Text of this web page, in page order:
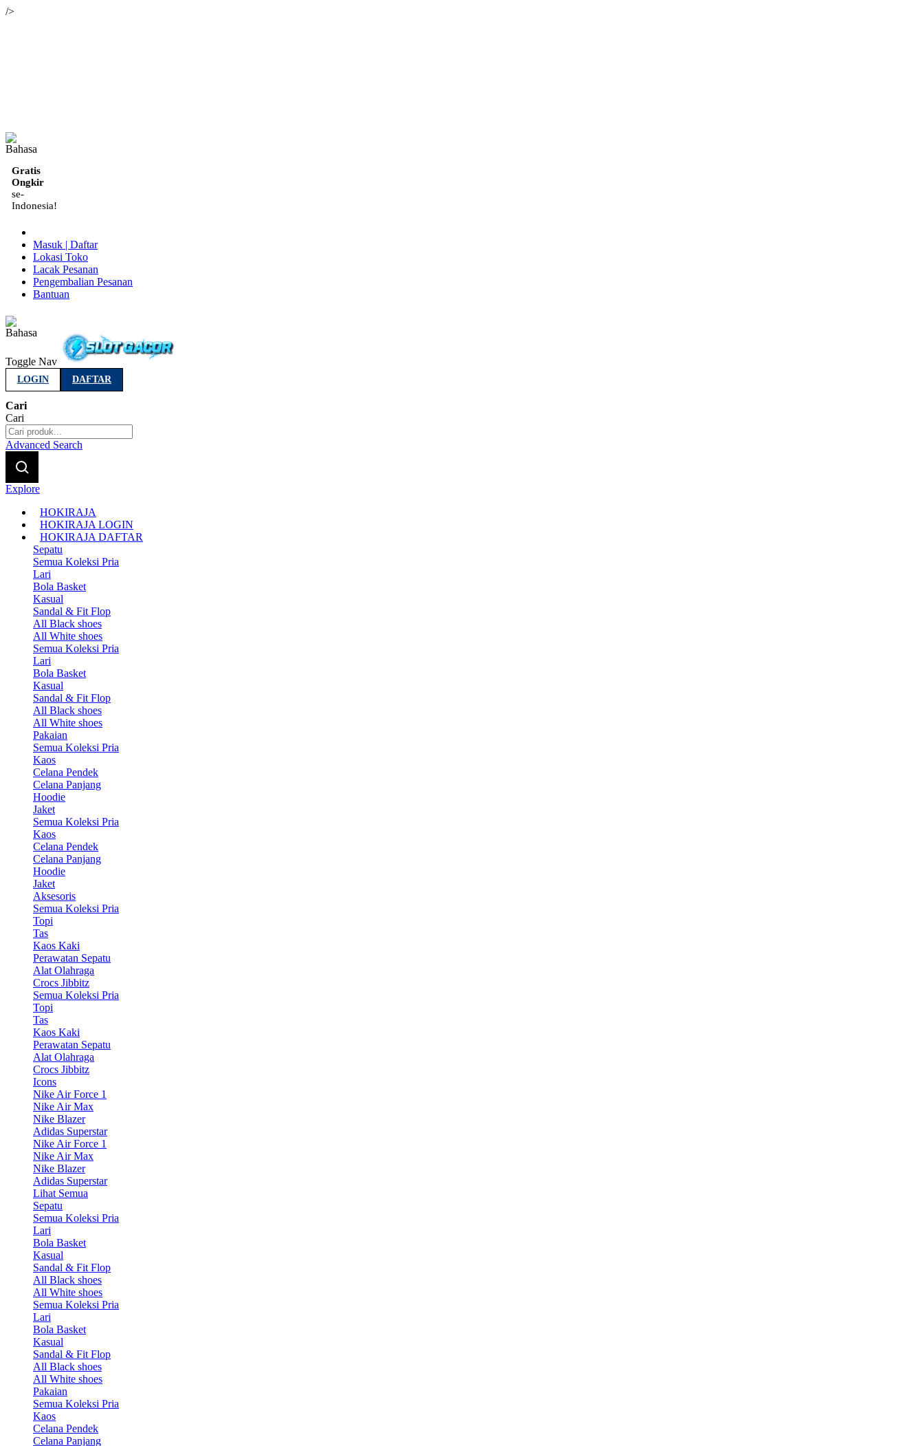
/>
Gratis
Ongkir
se-
Indonesia!
Masuk | Daftar
Lokasi Toko
Lacak Pesanan
Pengembalian Pesanan
Bantuan
Toggle Nav
LOGIN DAFTAR
Cari
Cari
Advanced Search
Explore
HOKIRAJA
HOKIRAJA LOGIN
HOKIRAJA DAFTAR
Sepatu
Semua Koleksi Pria
Lari
Bola Basket
Kasual
Sandal & Fit Flop
All Black shoes
All White shoes
Semua Koleksi Pria
Lari
Bola Basket
Kasual
Sandal & Fit Flop
All Black shoes
All White shoes
Pakaian
Semua Koleksi Pria
Kaos
Celana Pendek
Celana Panjang
Hoodie
Jaket
Semua Koleksi Pria
Kaos
Celana Pendek
Celana Panjang
Hoodie
Jaket
Aksesoris
Semua Koleksi Pria
Topi
Tas
Kaos Kaki
Perawatan Sepatu
Alat Olahraga
Crocs Jibbitz
Semua Koleksi Pria
Topi
Tas
Kaos Kaki
Perawatan Sepatu
Alat Olahraga
Crocs Jibbitz
Icons
Nike Air Force 1
Nike Air Max
Nike Blazer
Adidas Superstar
Nike Air Force 1
Nike Air Max
Nike Blazer
Adidas Superstar
Lihat Semua
Sepatu
Semua Koleksi Pria
Lari
Bola Basket
Kasual
Sandal & Fit Flop
All Black shoes
All White shoes
Semua Koleksi Pria
Lari
Bola Basket
Kasual
Sandal & Fit Flop
All Black shoes
All White shoes
Pakaian
Semua Koleksi Pria
Kaos
Celana Pendek
Celana Panjang